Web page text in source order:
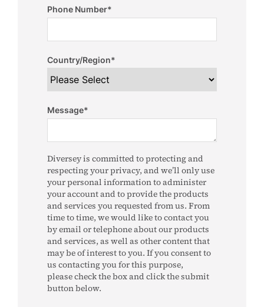
Phone Number*
Country/Region*
Message*
Diversey is committed to protecting and
respecting your privacy, and we’ll only use
your personal information to administer
your account and to provide the products
and services you requested from us. From
time to time, we would like to contact you
by email or telephone about our products
and services, as well as other content that
may be of interest to you. If you consent to
us contacting you for this purpose,
please check the box and click the submit
button below.